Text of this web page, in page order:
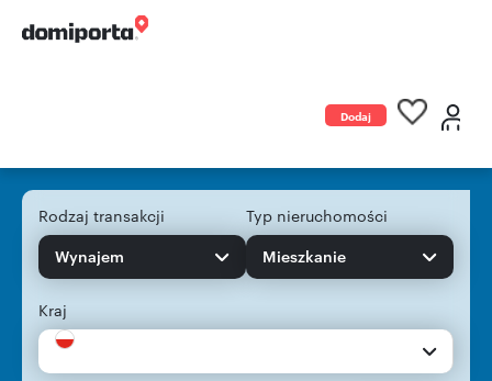
Dodaj
Rodzaj transakcji
Wynajem
Typ nieruchomości
Mieszkanie
Kraj